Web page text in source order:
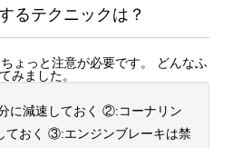
るテクニックは？
ょっと注意が必要です。 どんなふ
みました。
に減速しておく ②:コーナリン
ておく ③:エンジンブレーキは禁